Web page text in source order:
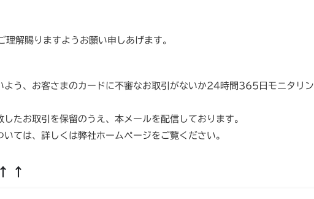
解賜りますようお願い申しあげます。
う、お客さまのカードに不審なお取引がないか24時間365日モニタリン
たお取引を保留のうえ、本メールを配信しております。
ては、詳しくは弊社ホームページをご覧ください。
↑